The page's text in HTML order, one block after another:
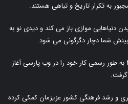
به تکرار تاریخ و تباهی هستند.
دنیاهایی موازی باز می کند و دیدی نو به
شما دچار دگرگونی می شود.
به طور رسمی کار خود را در وب پارسی آغاز
گرفت.
و رشد فرهنگی کشور عزیزمان کمکی کرده